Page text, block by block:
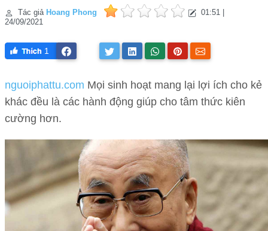
Tác giả Hoang Phong
01:51 |
24/09/2021
1
nguoiphattu.com Mọi sinh hoạt mang lại lợi ích cho kẻ
khác đều là các hành động giúp cho tâm thức kiên
cường hơn.